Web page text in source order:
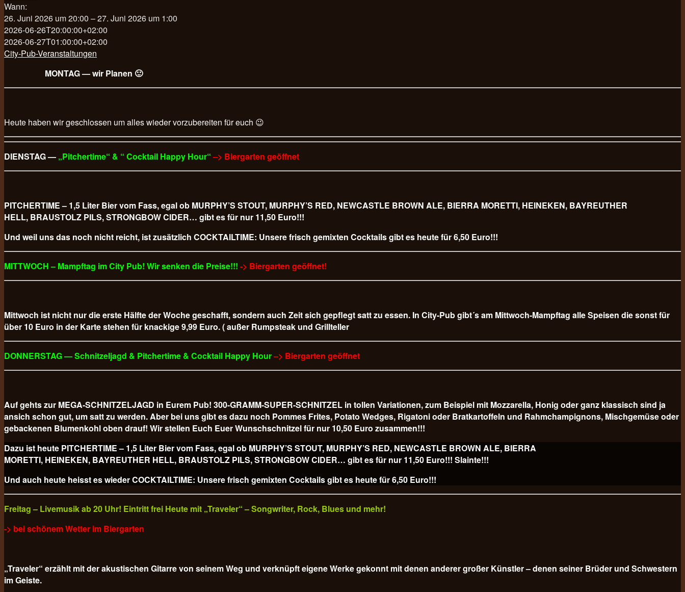
Wann:
26. Juni 2026 um 20:00 – 27. Juni 2026 um 1:00
2026-06-26T20:00:00+02:00
2026-06-27T01:00:00+02:00
City-Pub-Veranstaltungen
MONTAG — wir Planen 🙂
Heute haben wir geschlossen um alles wieder vorzubereiten für euch 😉
DIENSTAG — „Pitchertime“ & “ Cocktail Happy Hour“–> Biergarten geöffnet
PITCHERTIME – 1,5 Liter Bier vom Fass, egal ob MURPHY’S STOUT, MURPHY’S RED, NEWCASTLE BROWN ALE, BIERRA MORETTI, HEINEKEN, BAYREUTHER
HELL, BRAUSTOLZ PILS, STRONGBOW CIDER… gibt es für nur 11,50 Euro!!!
Und weil uns das noch nicht reicht, ist zusätzlich COCKTAILTIME: Unsere frisch gemixten Cocktails gibt es heute für 6,50 Euro!!!
MITTWOCH – Mampftag im City Pub! Wir senken die Preise!!! -> Biergarten geöffnet!
Mittwoch ist nicht nur die erste Hälfte der Woche geschafft, sondern auch Zeit sich gepflegt satt zu essen. In City-Pub gibt´s am Mittwoch-Mampftag alle Speisen die sonst für
über 10 Euro in der Karte stehen für knackige 9,99 Euro. ( außer Rumpsteak und Grillteller
DONNERSTAG — Schnitzeljagd & Pitchertime & Cocktail Happy Hour–> Biergarten geöffnet
Auf gehts zur MEGA-SCHNITZELJAGD in Eurem Pub! 300-GRAMM-SUPER-SCHNITZEL in tollen Variationen, zum Beispiel mit Mozzarella, Honig oder ganz klassisch sind ja
ansich schon gut, um satt zu werden. Aber bei uns gibt es dazu noch Pommes Frites, Potato Wedges, Rigatoni oder Bratkartoffeln und Rahmchampignons, Mischgemüse oder
gebackenen Blumenkohl oben drauf! Wir stellen Euch Euer Wunschschnitzel für nur 10,50 Euro zusammen!!!
Dazu ist heute PITCHERTIME – 1,5 Liter Bier vom Fass, egal ob MURPHY’S STOUT, MURPHY’S RED, NEWCASTLE BROWN ALE, BIERRA
MORETTI, HEINEKEN, BAYREUTHER HELL, BRAUSTOLZ PILS, STRONGBOW CIDER… gibt es für nur 11,50 Euro!!! Slainte!!!
Und auch heute heisst es wieder COCKTAILTIME: Unsere frisch gemixten Cocktails gibt es heute für6,50 Euro!!!
Freitag – Livemusik ab 20 Uhr! Eintritt frei Heute mit „Traveler“ – Songwriter, Rock, Blues und mehr!
-> bei schönem Wetter im Biergarten
„Traveler“ erzählt mit der akustischen Gitarre von seinem Weg und verknüpft eigene Werke gekonnt mit denen anderer großer Künstler – denen seiner Brüder und Schwestern
im Geiste.